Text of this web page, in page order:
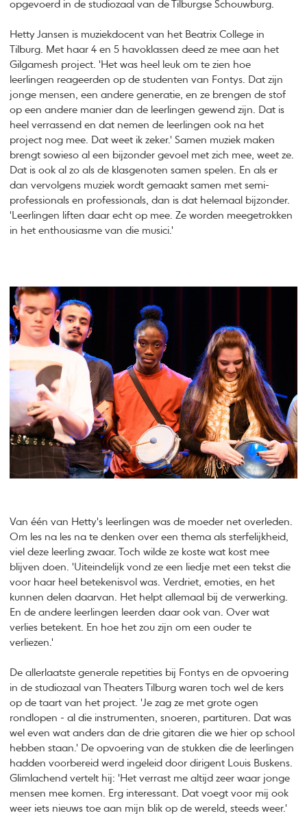
opgevoerd in de studiozaal van de Tilburgse Schouwburg.
Hetty Jansen is muziekdocent van het Beatrix College in
Tilburg. Met haar 4 en 5 havoklassen deed ze mee aan het
Gilgamesh project. 'Het was heel leuk om te zien hoe
leerlingen reageerden op de studenten van Fontys. Dat zijn
jonge mensen, een andere generatie, en ze brengen de stof
op een andere manier dan de leerlingen gewend zijn. Dat is
heel verrassend en dat nemen de leerlingen ook na het
project nog mee. Dat weet ik zeker.' Samen muziek maken
brengt sowieso al een bijzonder gevoel met zich mee, weet ze.
Dat is ook al zo als de klasgenoten samen spelen. En als er
dan vervolgens muziek wordt gemaakt samen met semi-
professionals en professionals, dan is dat helemaal bijzonder.
'Leerlingen liften daar echt op mee. Ze worden meegetrokken
in het enthousiasme van die musici.'
Van één van Hetty's leerlingen was de moeder net overleden.
Om les na les na te denken over een thema als sterfelijkheid,
viel deze leerling zwaar. Toch wilde ze koste wat kost mee
blijven doen. 'Uiteindelijk vond ze een liedje met een tekst die
voor haar heel betekenisvol was. Verdriet, emoties, en het
kunnen delen daarvan. Het helpt allemaal bij de verwerking.
En de andere leerlingen leerden daar ook van. Over wat
verlies betekent. En hoe het zou zijn om een ouder te
verliezen.'
De allerlaatste generale repetities bij Fontys en de opvoering
in de studiozaal van Theaters Tilburg waren toch wel de kers
op de taart van het project. 'Je zag ze met grote ogen
rondlopen - al die instrumenten, snoeren, partituren. Dat was
wel even wat anders dan de drie gitaren die we hier op school
hebben staan.' De opvoering van de stukken die de leerlingen
hadden voorbereid werd ingeleid door dirigent Louis Buskens.
Glimlachend vertelt hij: 'Het verrast me altijd zeer waar jonge
mensen mee komen. Erg interessant. Dat voegt voor mij ook
weer iets nieuws toe aan mijn blik op de wereld, steeds weer.'